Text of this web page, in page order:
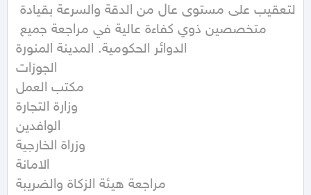
الدوائر الحكومية. المدينة المنورة
الجوزات
مكتب العمل
وزارة التجارة
الوافدين
وزراة الخارجية
الامانة
مراجعة هيئة الزكاة والضريبة